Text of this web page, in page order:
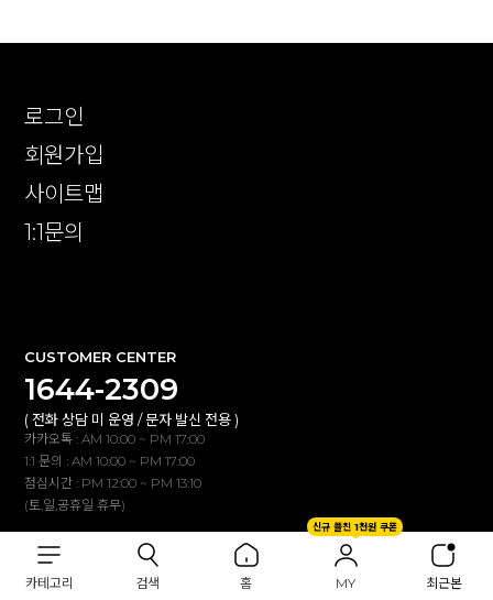
카테고리 검색 홈
신규 플친 1천원 쿠폰
MY 최근본
로그인
회원가입
사이트맵
1:1문의
CUSTOMER CENTER
1644-2309
( 전화 상담 미 운영 / 문자 발신 전용 )
카카오톡 : AM 10:00 ~ PM 17:00
1:1 문의 : AM 10:00 ~ PM 17:00
점심시간 : PM 12:00 ~ PM 13:10
(토,일,공휴일 휴무)
BANK INFO